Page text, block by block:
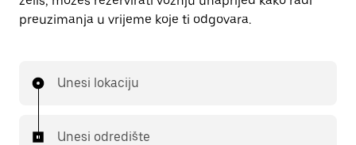
preuzimanja u vrijeme koje ti odgovara.
Unesi lokaciju
Unesi odredište